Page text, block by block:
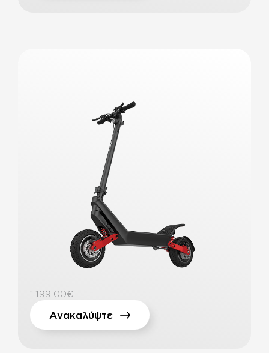
Ανακαλύψτε
1.199,00€